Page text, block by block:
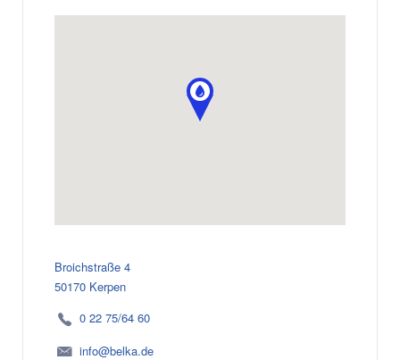
Broichstraße 4
50170 Kerpen
0 22 75/64 60
info@belka.de